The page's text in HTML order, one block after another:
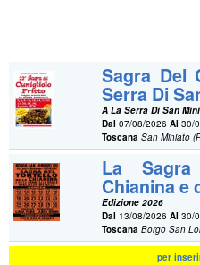
Sagra Del
Serra Di
A La Serra Di San
Dal 07/08/2026Al 30/
Toscana San Miniato
La
Chianina e
Edizione 2026
Dal 13/08/2026Al 30/
Toscana Borgo San
per